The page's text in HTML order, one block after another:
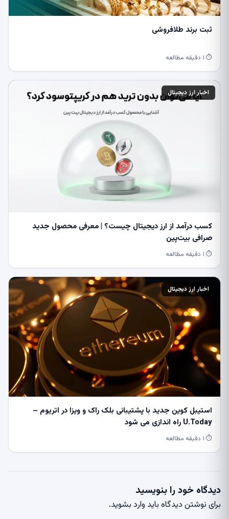
ثبت برند طلافروشی
⏱ ۱ دقیقه مطالعه
اخبار ارز دیجیتال
کسب درآمد از ارز دیجیتال چیست؟ | معرفی محصول جدید
صرافی بیت‌پین
⏱ ۱ دقیقه مطالعه
اخبار ارز دیجیتال
استیبل کوین جدید با پشتیبانی بلک راک و ویزا در اتریوم –
U.Today راه اندازی می شود
⏱ ۱ دقیقه مطالعه
دیدگاه خود را بنویسید
برای نوشتن دیدگاه باید وارد بشوید.